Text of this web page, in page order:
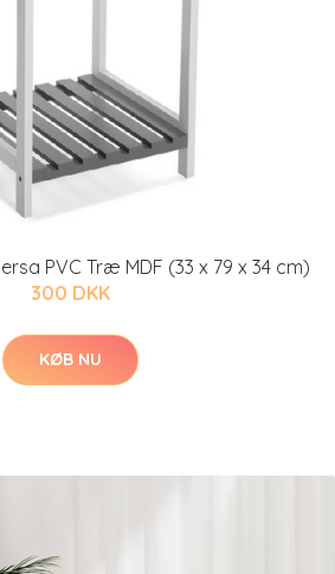
PVC Træ MDF (33 x 79 x 34 cm)
300 DKK
KØB NU